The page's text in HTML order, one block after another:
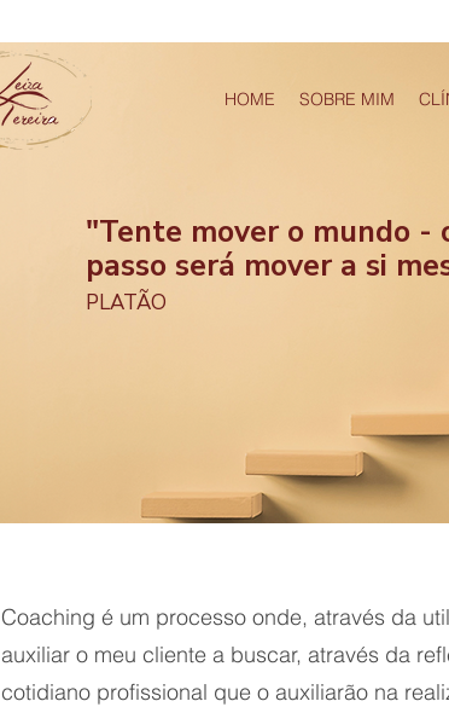
HOME SOBRE MIM
"Tente mover o mundo -
passo será mover a si
PLATÃO
Coaching é um processo onde, através da
auxiliar o meu cliente a buscar, através da
cotidiano profissional que o auxiliarão na